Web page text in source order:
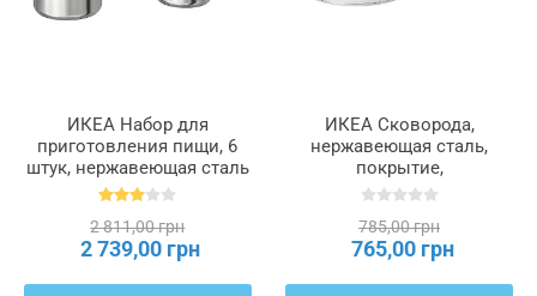
ИКЕА Набор для
приготовления пищи, 6
штук, нержавеющая сталь
IKEA 365+, 804.843.29
2 811,00 грн
2 739,00 грн
ИКЕА Сковорода,
нержавеющая сталь,
покрытие,
предотвращающее
365+, 305.807.00
785,00 грн
765,00 грн